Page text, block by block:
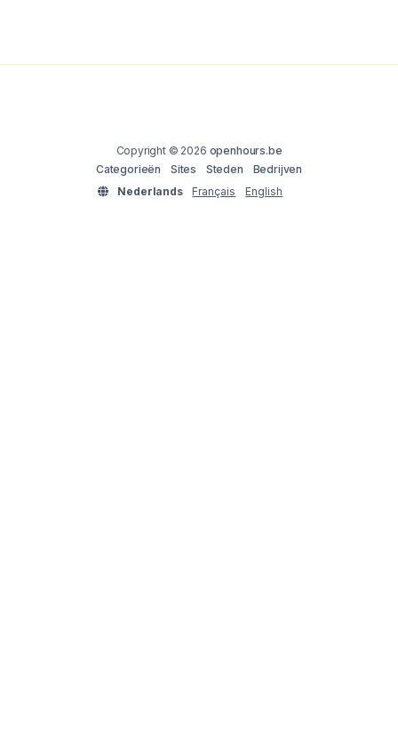
Copyright © 2026 openhours.be
Categorieën
Sites Steden
Bedrijven
Nederlands
Français English